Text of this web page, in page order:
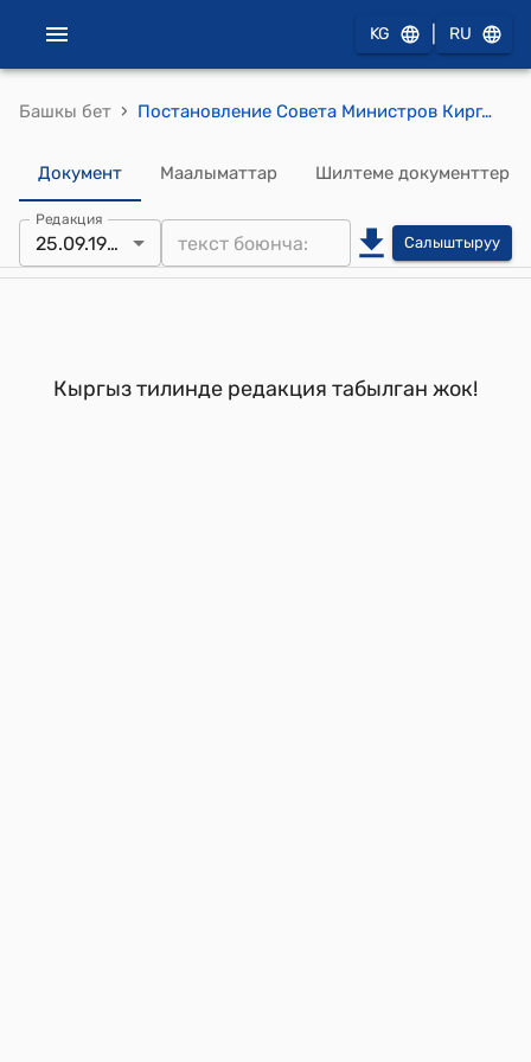
KG RU
Башкы бет › Постановление Совета Министров Кирг.ССР от 25 сентября 1990 года №279 "О создании Киргизского фонда безопасности дорожного движения"
Документ Маалыматтар Шилтеме документтер
Редакция
25.09.1990 Салыштыруу
Кыргыз тилинде редакция табылган жок!